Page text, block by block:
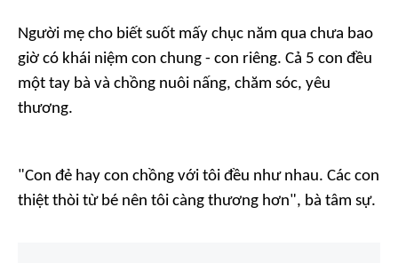
Người mẹ cho biết suốt mấy chục năm qua chưa bao
giờ có khái niệm con chung - con riêng. Cả 5 con đều
một tay bà và chồng nuôi nấng, chăm sóc, yêu
thương.
"Con đẻ hay con chồng với tôi đều như nhau. Các con
thiệt thòi từ bé nên tôi càng thương hơn", bà tâm sự.